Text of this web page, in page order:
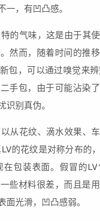
一，有凹凸感。
的气味，这是由于其
然而，随着时间的推
包，可以通过嗅觉来
手包，由于可能沾染
识别真伪。
从花纹、滴水效果、
的花纹是对称分布的
在包装表面。假冒的
些材料很差，而且是
面光滑，凹凸感弱。